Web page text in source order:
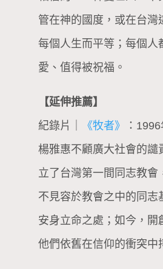
管在神的國度，或在台灣
每個人生而平等；每個人
愛、值得被祝福。
【延伸推薦】
紀錄片｜
《牧者》
：
楊雅惠不顧廣大社會的譴
立了台灣第一間同志教會
不見容於教會之中的同志
安身立命之處；如今，開
他們依舊在信仰的衝突中